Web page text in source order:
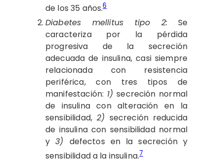
de los 35 años.6
Diabetes mellitus tipo 2: Se
caracteriza por la pérdida
progresiva de la secreción
adecuada de insulina, casi siempre
relacionada con resistencia
periférica, con tres tipos de
manifestación: 1)secreción normal
de insulina con alteración en la
sensibilidad, 2) secreción reducida
de insulina con sensibilidad normal
y3) defectos en la secreción y
sensibilidad a la insulina.7